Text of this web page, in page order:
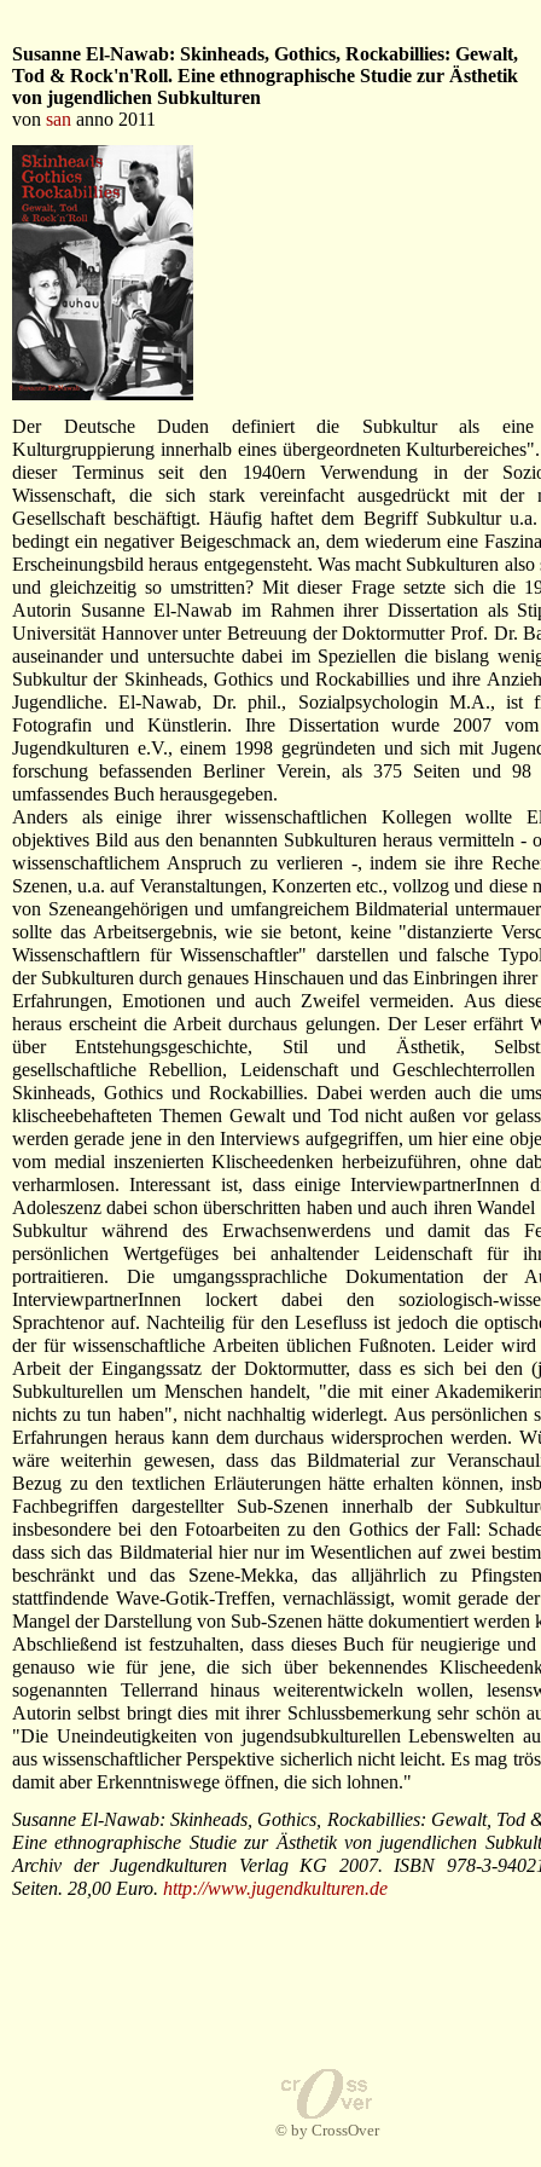
Susanne El-Nawab: Skinheads, Gothics, Rockabillies: Gewalt,
Tod & Rock'n'Roll. Eine ethnographische Studie zur Ästhetik
von jugendlichen Subkulturen
von san anno 2011
Der Deutsche Duden definiert die Subkultur als eine
Kulturgruppierung innerhalb eines übergeordneten
dieser Terminus seit den 1940ern Verwendung in der
Wissenschaft, die sich stark vereinfacht ausgedrückt mit der
Gesellschaft beschäftigt. Häufig haftet dem Begriff Subkultur
bedingt ein negativer Beigeschmack an, dem wiederum eine
Erscheinungsbild heraus entgegensteht. Was macht Subkulturen also
und gleichzeitig so umstritten? Mit dieser Frage setzte sich die
Autorin Susanne El-Nawab im Rahmen ihrer Dissertation als
Universität Hannover unter Betreuung der Doktormutter Prof. Dr.
auseinander und untersuchte dabei im Speziellen die bislang
Subkultur der Skinheads, Gothics und Rockabillies und ihre
Jugendliche. El-Nawab, Dr. phil., Sozialpsychologin M.A., ist
Fotografin und Künstlerin. Ihre Dissertation wurde 2007
Jugendkulturen e.V., einem 1998 gegründeten und sich mit
forschung befassenden Berliner Verein, als 375 Seiten und 98
umfassendes Buch herausgegeben.
Anders als einige ihrer wissenschaftlichen Kollegen wollte
objektives Bild aus den benannten Subkulturen heraus vermitteln -
wissenschaftlichem Anspruch zu verlieren -, indem sie ihre
Szenen, u.a. auf Veranstaltungen, Konzerten etc., vollzog und diese
von Szeneangehörigen und umfangreichem Bildmaterial
sollte das Arbeitsergebnis, wie sie betont, keine "distanzierte
Wissenschaftlern für Wissenschaftler" darstellen und falsche
der Subkulturen durch genaues Hinschauen und das Einbringen ihrer
Erfahrungen, Emotionen und auch Zweifel vermeiden. Aus
heraus erscheint die Arbeit durchaus gelungen. Der Leser erfährt
über Entstehungsgeschichte, Stil und Ästhetik,
gesellschaftliche Rebellion, Leidenschaft und Geschlechterrollen
Skinheads, Gothics und Rockabillies. Dabei werden auch die
klischeebehafteten Themen Gewalt und Tod nicht außen vor
werden gerade jene in den Interviews aufgegriffen, um hier eine
vom medial inszenierten Klischeedenken herbeizuführen, ohne
verharmlosen. Interessant ist, dass einige InterviewpartnerInnen
Adoleszenz dabei schon überschritten haben und auch ihren
Subkultur während des Erwachsenwerdens und damit das
persönlichen Wertgefüges bei anhaltender Leidenschaft für
portraitieren. Die umgangssprachliche Dokumentation der
InterviewpartnerInnen lockert dabei den soziologisch-
Sprachtenor auf. Nachteilig für den Lesefluss ist jedoch die
der für wissenschaftliche Arbeiten üblichen Fußnoten. Leider
Arbeit der Eingangssatz der Doktormutter, dass es sich bei den
Subkulturellen um Menschen handelt, "die mit einer
nichts zu tun haben", nicht nachhaltig widerlegt. Aus persönlichen
Erfahrungen heraus kann dem durchaus widersprochen werden.
wäre weiterhin gewesen, dass das Bildmaterial zur
Bezug zu den textlichen Erläuterungen hätte erhalten können,
Fachbegriffen dargestellter Sub-Szenen innerhalb der
insbesondere bei den Fotoarbeiten zu den Gothics der Fall:
dass sich das Bildmaterial hier nur im Wesentlichen auf zwei
beschränkt und das Szene-Mekka, das alljährlich zu
stattfindende Wave-Gotik-Treffen, vernachlässigt, womit gerade
Mangel der Darstellung von Sub-Szenen hätte dokumentiert werden
Abschließend ist festzuhalten, dass dieses Buch für neugierige
genauso wie für jene, die sich über bekennendes
sogenannten Tellerrand hinaus weiterentwickeln wollen,
Autorin selbst bringt dies mit ihrer Schlussbemerkung sehr schön
"Die Uneindeutigkeiten von jugendsubkulturellen Lebenswelten
aus wissenschaftlicher Perspektive sicherlich nicht leicht. Es mag
damit aber Erkenntniswege öffnen, die sich lohnen."
Susanne El-Nawab: Skinheads, Gothics, Rockabillies: Gewalt, Tod
Eine ethnographische Studie zur Ästhetik von jugendlichen
Archiv der Jugendkulturen Verlag KG 2007. ISBN 978-3-
Seiten. 28,00 Euro. http://www.jugendkulturen.de
© by CrossOver